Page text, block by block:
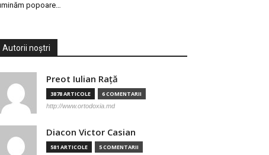
popoare…
Autorii noștri
Preot Iulian Raţă
3878 ARTICOLE 6 COMENTARII
http://www.ortodoxia.md
Diacon Victor Casian
581 ARTICOLE 5 COMENTARII